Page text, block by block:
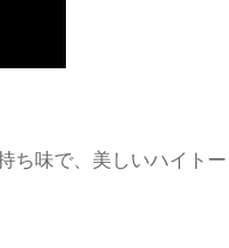
ち味で、美しいハイト